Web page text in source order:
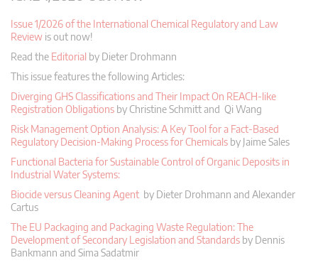
Issue 1/2026 of the International Chemical Regulatory and Law
Review is out now!
Read the Editorial by Dieter Drohmann
This issue features the following Articles:
Diverging GHS Classifications and Their Impact On REACH-like
Registration Obligations by Christine Schmitt and Qi Wang
Risk Management Option Analysis: A Key Tool for a Fact-Based
Regulatory Decision-Making Process for Chemicals by Jaime Sales
Functional Bacteria for Sustainable Control of Organic Deposits in
Industrial Water Systems:
Biocide versus Cleaning Agent by Dieter Drohmann and Alexander
Cartus
The EU Packaging and Packaging Waste Regulation: The
Development of Secondary Legislation and Standards by Dennis
Bankmann and Sima Sadatmir